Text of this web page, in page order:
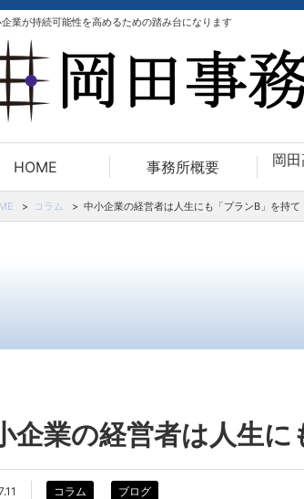
業が持続可能性を高めるための踏み台になります
HOME 事務所概要
岡
コラム 中小企業の経営者は人生にも「プランB」を持て
企業の経営者は人生
コラム ブログ